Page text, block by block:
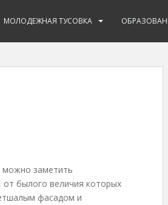
МОЛОДЕЖНАЯ ТУСОВКА
можно заметить
от былого величия которых
фасадом и